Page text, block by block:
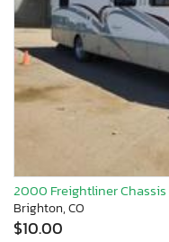
2000 Freightliner
Brighton, CO
$10.00